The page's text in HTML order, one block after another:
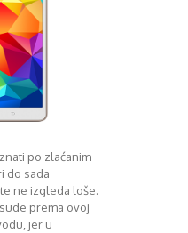
Maj 2015
Juli 2015
August 2015
po zlaćanim
do sada
ne izgleda loše.
prema ovoj
jer u